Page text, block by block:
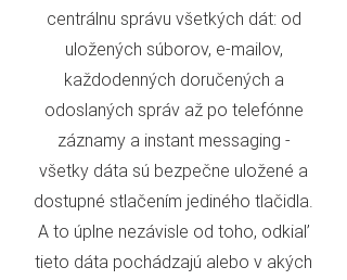
centrálnu správu všetkých dát: od
uložených súborov, e-mailov,
každodenných doručených a
odoslaných správ až po telefónne
záznamy a instant messaging -
všetky dáta sú bezpečne uložené a
dostupné stlačením jediného tlačidla.
A to úplne nezávisle od toho, odkiaľ
tieto dáta pochádzajú alebo v akých